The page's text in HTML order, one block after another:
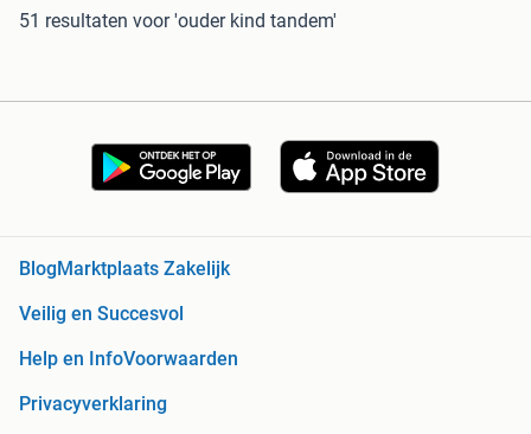
51 resultaten voor 'ouder kind tandem'
BlogMarktplaats Zakelijk
Veilig en Succesvol
Help en InfoVoorwaarden
Privacyverklaring